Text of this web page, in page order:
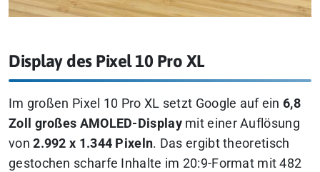
Display des Pixel 10 Pro XL
Im großen Pixel 10 Pro XL setzt Google auf ein 6,8
Zoll großes AMOLED-Displaymit einer Auflösung
von2.992 x 1.344 Pixeln. Das ergibt theoretisch
gestochen scharfe Inhalte im 20:9-Format mit 482